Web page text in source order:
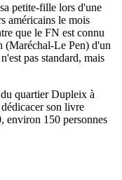
petite-fille lors d'une
américains le mois
que le FN est connu
(Maréchal-Le Pen) d'un
pas standard, mais
quartier Dupleix à
son livre
environ 150 personnes